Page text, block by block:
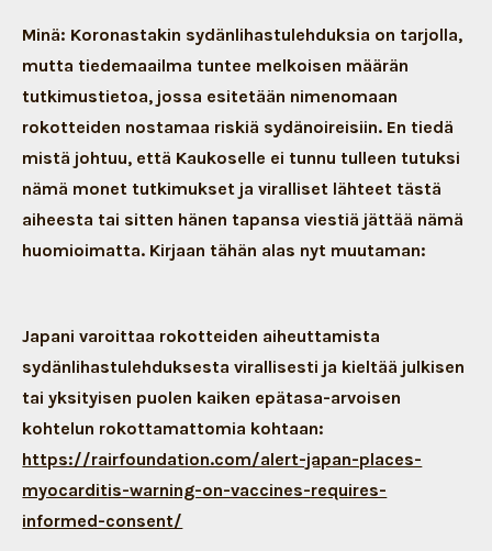
Minä: Koronastakin sydänlihastulehduksia on tarjolla,
mutta tiedemaailma tuntee melkoisen määrän
tutkimustietoa, jossa esitetään nimenomaan
rokotteiden nostamaa riskiä sydänoireisiin. En tiedä
mistä johtuu, että Kaukoselle ei tunnu tulleen tutuksi
nämä monet tutkimukset ja viralliset lähteet tästä
aiheesta tai sitten hänen tapansa viestiä jättää nämä
huomioimatta. Kirjaan tähän alas nyt muutaman:
Japani varoittaa rokotteiden aiheuttamista
sydänlihastulehduksesta virallisesti ja kieltää julkisen
tai yksityisen puolen kaiken epätasa-arvoisen
kohtelun rokottamattomia kohtaan:
https://rairfoundation.com/alert-japan-places-
myocarditis-warning-on-vaccines-requires-
informed-consent/